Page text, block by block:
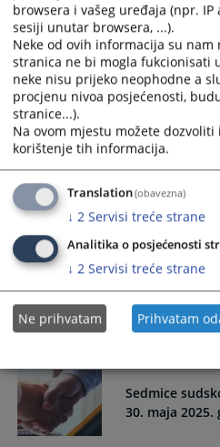
- od 03. do 14. novembra 2025.
Sudsko poravnanje je brži i
sudskog spora koji
stranaka u sporu.
Cilj organizovanja „Sedmica
rješavanje što je moguće većeg
putem, u skraćenom postupku,
stranke. ......
23.10.2025.
Posjeta
Gradišci
Posjeta Ministra pravde RS
Gradišci ...
09.10.2025.
Sedmice
30. maja 2025.
browsera i vašeg uređaja (npr.
sesiji unutar browsera, ...).
Neke od ovih informacija su
stranica ne bi mogla fukcionisati
neke nisu prijeko neophodne a
procjenu nivoa posjećenosti,
stranice...).
Na ovom mjestu možete
korištenje tih informacija.
Translation(obavezna)
↓ 2 Servisi treće strane
Analitika o posjećenosti
↓ 2 Servisi treće strane
Ne prihvatam Prihvatam